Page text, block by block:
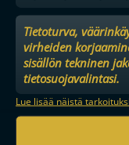
Tietoturva,
virheiden
sisällön tekninen
tietosuojavalintasi.
Lue lisää näistä